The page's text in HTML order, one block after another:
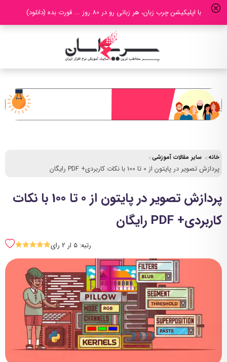
با اپلیکیشن چرب زبان، هر زبانی رو در 80 روز ... قورت بده (دانلود)
خانه سایر مقالات آموزشی
پردازش تصویر در پایتون از 0 تا 100 با نکات کاربردی+ PDF رایگان
پردازش تصویر در پایتون از 0 تا 100 با نکات
کاربردی+ PDF رایگان
رتبه: 5 ار 2 رای SSSSS